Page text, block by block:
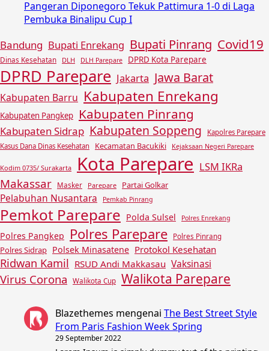
Pangeran Diponegoro Tekuk Pattimura 1-0 di Laga
Pembuka Binalipu Cup I
Bandung Bupati Enrekang Bupati Pinrang Covid19
Dinas Kesehatan DLH DLH Parepare DPRD Kota Parepare
DPRD Parepare Jakarta Jawa Barat
Kabupaten Barru Kabupaten Enrekang
Kabupaten Pangkep Kabupaten Pinrang
Kabupaten Sidrap Kabupaten Soppeng
Kapolres Parepare
Kasus Dana Dinas Kesehatan
Kecamatan Bacukiki Kejaksaan Negeri Parepare
Kodim 0735/ Surakarta Kota Parepare LSM IKRa
Makassar Masker Parepare Partai Golkar
Pelabuhan Nusantara Pemkab Pinrang
Pemkot Parepare Polda Sulsel Polres Enrekang
Polres Pangkep Polres Parepare Polres Pinrang
Polres Sidrap Polsek Minasatene Protokol Kesehatan
Ridwan Kamil RSUD Andi Makkasau Vaksinasi
Virus Corona Walikota Cup Walikota Parepare
Blazethemes mengenai The Best Street Style
From Paris Fashion Week Spring
29 September 2022